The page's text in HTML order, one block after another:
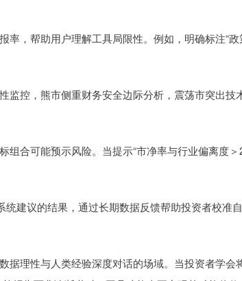
率，帮助用户理解工具局限性。例如，明确标注“政
控，熊市侧重财务安全边际分析，震荡市突出技
合可能预示风险。当提示“市净率与行业偏离度＞
建议的结果，通过长期数据反馈帮助投资者校准
据理性与人类经验深度对话的场域。当投资者学会